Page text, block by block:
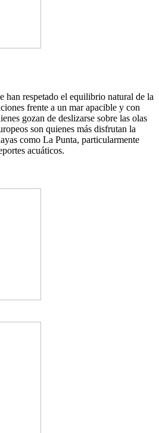
han respetado el equilibrio natural de la
frente a un mar apacible y con
gozan de deslizarse sobre las olas
son quienes más disfrutan la
como La Punta, particularmente
acuáticos.